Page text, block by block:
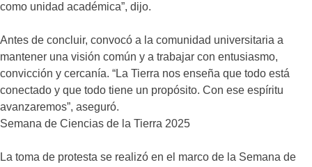
como unidad académica”, dijo.
Antes de concluir, convocó a la comunidad universitaria a
mantener una visión común y a trabajar con entusiasmo,
convicción y cercanía. “La Tierra nos enseña que todo está
conectado y que todo tiene un propósito. Con ese espíritu
avanzaremos”, aseguró.
Semana de Ciencias de la Tierra 2025
La toma de protesta se realizó en el marco de la Semana de